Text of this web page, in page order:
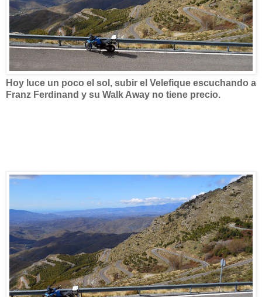
Hoy luce un poco el sol, subir el Velefique escuchando a
Franz Ferdinand y su Walk Away no tiene precio.